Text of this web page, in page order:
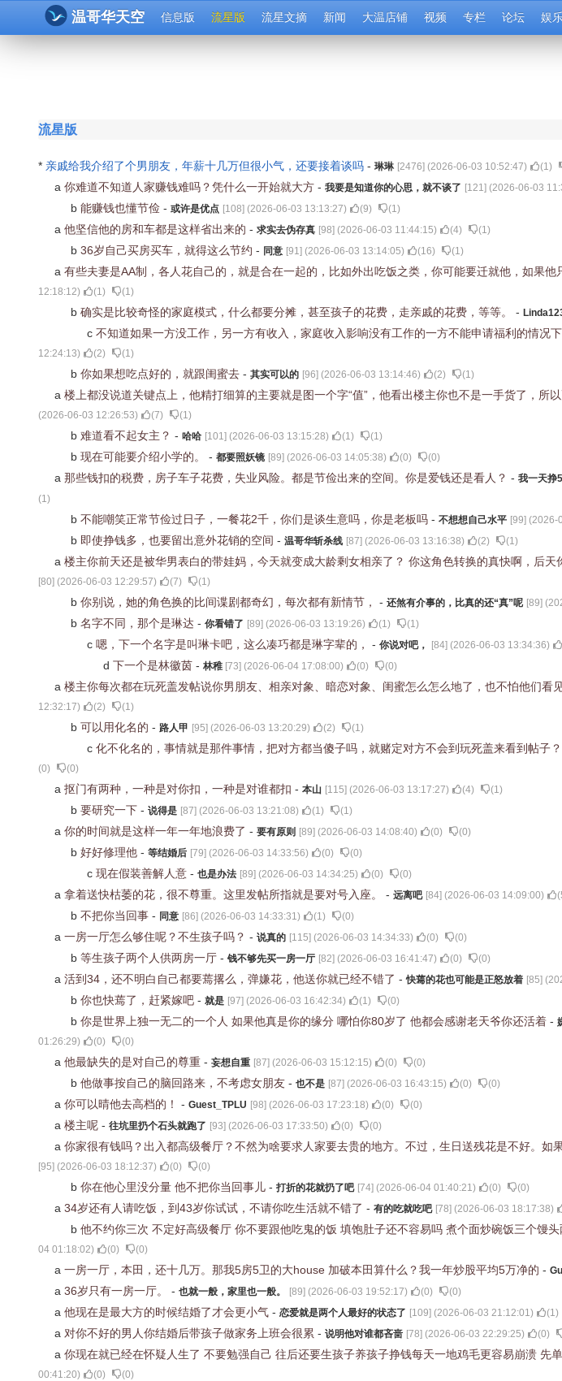
温哥华天空 信息版 流星版 流星文摘 新闻 大温店铺 视频 专栏 论坛 娱
流星版
* 亲戚给我介绍了个男朋友，年薪十几万但很小气，还要接着谈吗 - 琳琳 [2476] (2026-06-03 10:52:47) (1)
a 你难道不知道人家赚钱难吗？凭什么一开始就大方 - 我要是知道你的心思，就不谈了 [121] (2026-06-03
b 能赚钱也懂节俭 - 或许是优点 [108] (2026-06-03 13:13:27) (9) (1)
a 他坚信他的房和车都是这样省出来的 - 求实去伪存真 [98] (2026-06-03 11:44:15) (4) (1)
b 36岁自己买房买车，就得这么节约 - 同意 [91] (2026-06-03 13:14:05) (16) (1)
a 有些夫妻是AA制，各人花自己的，就是合在一起的，比如外出吃饭之类，你可能要迁就他，如果他
12:18:12) (1) (1)
b 确实是比较奇怪的家庭模式，什么都要分摊，甚至孩子的花费，走亲戚的花费，等等。 -
c 不知道如果一方没工作，另一方有收入，家庭收入影响没有工作的一方不能申请福利的情况
12:24:13) (2) (1)
b 你如果想吃点好的，就跟闺蜜去 - 其实可以的 [96] (2026-06-03 13:14:46) (2) (1)
a 楼上都没说道关键点上，他精打细算的主要就是图一个字“值”，他看出楼主你也不是一手货了，所
(2026-06-03 12:26:53) (7) (1)
b 难道看不起女主？ - 哈哈 [101] (2026-06-03 13:15:28) (1) (1)
b 现在可能要介绍小学的。 - 都要照妖镜 [89] (2026-06-03 14:05:38) (0) (0)
a 那些钱扣的税费，房子车子花费，失业风险。都是节俭出来的空间。你是爱钱还是看人？ - 我一天挣
(1)
b 不能嘲笑正常节俭过日子，一餐花2千，你们是谈生意吗，你是老板吗 - 不想想自己水平 [99] (2026-
b 即使挣钱多，也要留出意外花销的空间 - 温哥华斩杀线 [87] (2026-06-03 13:16:38) (2) (1)
a 楼主你前天还是被华男表白的带娃妈，今天就变成大龄剩女相亲了？ 你这角色转换的真快啊，后天
[80] (2026-06-03 12:29:57) (7) (1)
b 你别说，她的角色换的比间谍剧都奇幻，每次都有新情节， - 还煞有介事的，比真的还“真”呢 [89] (
b 名字不同，那个是琳达 - 你看错了 [89] (2026-06-03 13:19:26) (1) (1)
c 嗯，下一个名字是叫琳卡吧，这么凑巧都是琳字辈的， - 你说对吧， [84] (2026-06-03 13:34:36)
d 下一个是林徽茵 - 林稚 [73] (2026-06-04 17:08:00) (0) (0)
a 楼主你每次都在玩死盖发帖说你男朋友、相亲对象、暗恋对象、闺蜜怎么怎么地了，也不怕他们看
12:32:17) (2) (1)
b 可以用化名的 - 路人甲 [95] (2026-06-03 13:20:29) (2) (1)
c 化不化名的，事情就是那件事情，把对方都当傻子吗，就赌定对方不会到玩死盖来看到帖子？
(0) (0)
a 抠门有两种，一种是对你扣，一种是对谁都扣 - 本山 [115] (2026-06-03 13:17:27) (4) (1)
b 要研究一下 - 说得是 [87] (2026-06-03 13:21:08) (1) (1)
a 你的时间就是这样一年一年地浪费了 - 要有原则 [89] (2026-06-03 14:08:40) (0) (0)
b 好好修理他 - 等结婚后 [79] (2026-06-03 14:33:56) (0) (0)
c 现在假装善解人意 - 也是办法 [89] (2026-06-03 14:34:25) (0) (0)
a 拿着送快枯萎的花，很不尊重。这里发帖所指就是要对号入座。 - 远离吧 [84] (2026-06-03 14:09:00) (
b 不把你当回事 - 同意 [86] (2026-06-03 14:33:31) (1) (0)
a 一房一厅怎么够住呢？不生孩子吗？ - 说真的 [115] (2026-06-03 14:34:33) (0) (0)
b 等生孩子两个人供两房一厅 - 钱不够先买一房一厅 [82] (2026-06-03 16:41:47) (0) (0)
a 活到34，还不明白自己都要蔫撂么，弹嫌花，他送你就已经不错了 -快蔫的花也可能是正怒放着 [85] (
b 你也快蔫了，赶紧嫁吧 - 就是 [97] (2026-06-03 16:42:34) (1) (0)
b 你是世界上独一无二的一个人 如果他真是你的缘分 哪怕你80岁了 他都会感谢老天爷你还活着 -
01:26:29) (0) (0)
a 他最缺失的是对自己的尊重 - 妄想自重 [87] (2026-06-03 15:12:15) (0) (0)
b 他做事按自己的脑回路来，不考虑女朋友 - 也不是 [87] (2026-06-03 16:43:15) (0) (0)
a 你可以晴他去高档的！ - Guest_TPLU [98] (2026-06-03 17:23:18) (0) (0)
a 楼主呢 - 往坑里扔个石头就跑了 [93] (2026-06-03 17:33:50) (0) (0)
a 你家很有钱吗？出入都高级餐厅？不然为啥要求人家要去贵的地方。不过，生日送残花是不好。如
[95] (2026-06-03 18:12:37) (0) (0)
b 你在他心里没分量 他不把你当回事儿 - 打折的花就扔了吧 [74] (2026-06-04 01:40:21) (0) (0)
a 34岁还有人请吃饭，到43岁你试试，不请你吃生活就不错了 - 有的吃就吃吧 [78] (2026-06-03 18:17:38)
b 他不约你三次 不定好高级餐厅 你不要跟他吃鬼的饭 填饱肚子还不容易吗 煮个面炒碗饭三个馒
04 01:18:02) (0) (0)
a 一房一厅，本田，还十几万。那我5房5卫的大house 加破本田算什么？我一年炒股平均5万净的 -
a 36岁只有一房一厅。 - 也就一般，家里也一般。 [89] (2026-06-03 19:52:17) (0) (0)
a 他现在是最大方的时候结婚了才会更小气 - 恋爱就是两个人最好的状态了 [109] (2026-06-03 21:12:01) (1)
a 对你不好的男人你结婚后带孩子做家务上班会很累 - 说明他对谁都吝啬 [78] (2026-06-03 22:29:25) (0)
a 你现在就已经在怀疑人生了 不要勉强自己 往后还要生孩子养孩子挣钱每天一地鸡毛更容易崩溃 先
00:41:20) (0) (0)